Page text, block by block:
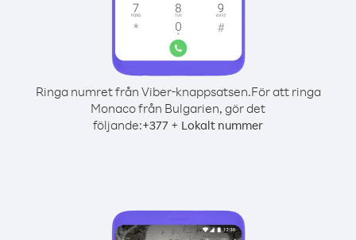
Ringa numret från Viber-knappsatsen.För att ringa
Monaco från Bulgarien, gör det
följande:+377 + Lokalt nummer